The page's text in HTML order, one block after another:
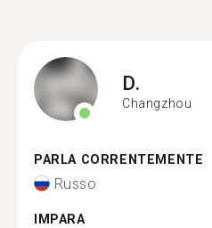
D.
Changzhou
PARLA CORRENTEMENTE
Russo
IMPARA